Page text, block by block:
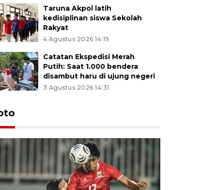
Taruna Akpol latih
kedisiplinan siswa Sekolah
Rakyat
4 Agustus 2026 14:19
Catatan Ekspedisi Merah
Putih: Saat 1.000 bendera
disambut haru di ujung negeri
3 Agustus 2026 14:31